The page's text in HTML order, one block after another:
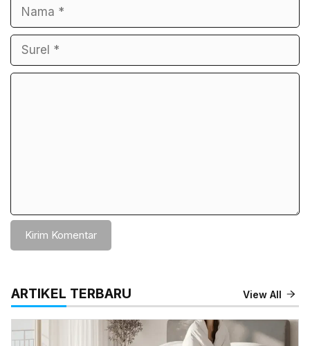
Nama
Surel
Komentar
ARTIKEL TERBARU View All